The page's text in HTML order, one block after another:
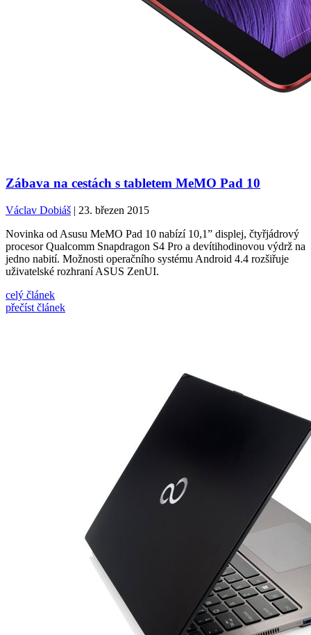
Zábava na cestách s tabletem MeMO Pad 10
Václav Dobiáš | 23. březen 2015
Novinka od Asusu MeMO Pad 10 nabízí 10,1” displej, čtyřjádrový
procesor Qualcomm Snapdragon S4 Pro a devítihodinovou výdrž na
jedno nabití. Možnosti operačního systému Android 4.4 rozšiřuje
uživatelské rozhraní ASUS ZenUI.
celý článek
přečíst článek